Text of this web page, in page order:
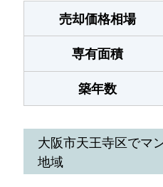
売却価格相場
専有面積
築年数
大阪市天王寺区でマ
地域